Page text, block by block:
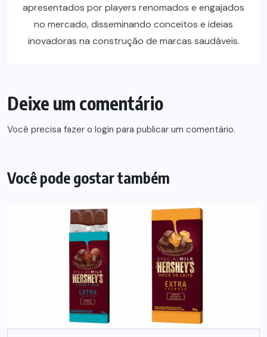
apresentados por players renomados e engajados
no mercado, disseminando conceitos e ideias
inovadoras na construção de marcas saudáveis.
Deixe um comentário
Você precisa fazer o login para publicar um comentário.
Você pode gostar também